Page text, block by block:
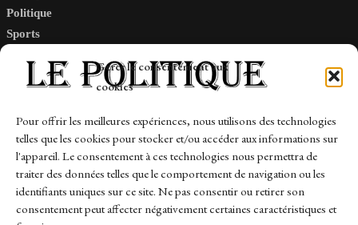
Gérer le consentement aux
cookies
Pour offrir les meilleures expériences, nous utilisons des technologies
telles que les cookies pour stocker et/ou accéder aux informations sur
l'appareil. Le consentement à ces technologies nous permettra de
traiter des données telles que le comportement de navigation ou les
identifiants uniques sur ce site. Ne pas consentir ou retirer son
consentement peut affecter négativement certaines caractéristiques et
Politique
Sports
Links
Contact
Sitemap